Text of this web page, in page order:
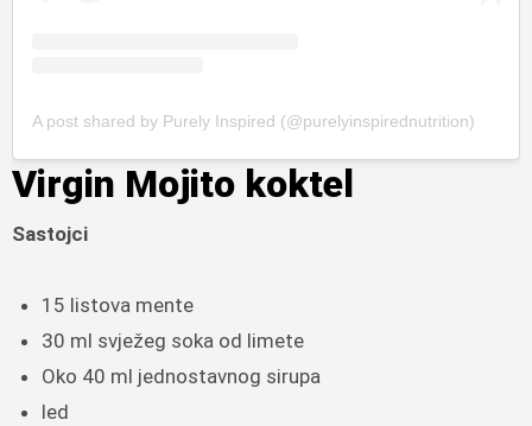
A post shared by Purely Inspired (@purelyinspirednutrition)
Virgin Mojito koktel
Sastojci
15 listova mente
30 ml svježeg soka od limete
Oko 40 ml jednostavnog sirupa
led